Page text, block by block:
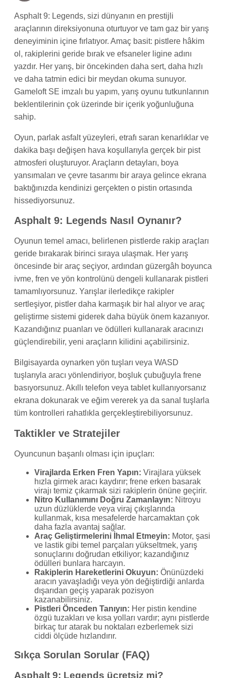
Asphalt 9: Legends, sizi dünyanın en prestijli
araçlarının direksiyonuna oturtuyor ve tam gaz bir yarış
deneyiminin içine fırlatıyor. Amaç basit: pistlere hâkim
ol, rakiplerini geride bırak ve efsaneler ligine adını
yazdır. Her yarış, bir öncekinden daha sert, daha hızlı
ve daha tatmin edici bir meydan okuma sunuyor.
Gameloft SE imzalı bu yapım, yarış oyunu tutkunlarının
beklentilerinin çok üzerinde bir içerik yoğunluğuna
sahip.
Oyun, parlak asfalt yüzeyleri, etrafı saran kenarlıklar ve
dakika başı değişen hava koşullarıyla gerçek bir pist
atmosferi oluşturuyor. Araçların detayları, boya
yansımaları ve çevre tasarımı bir araya gelince ekrana
baktığınızda kendinizi gerçekten o pistin ortasında
hissediyorsunuz.
Asphalt 9: Legends Nasıl Oynanır?
Oyunun temel amacı, belirlenen pistlerde rakip araçları
geride bırakarak birinci sıraya ulaşmak. Her yarış
öncesinde bir araç seçiyor, ardından güzergâh boyunca
ivme, fren ve yön kontrolünü dengeli kullanarak pistleri
tamamlıyorsunuz. Yarışlar ilerledikçe rakipler
sertleşiyor, pistler daha karmaşık bir hal alıyor ve araç
geliştirme sistemi giderek daha büyük önem kazanıyor.
Kazandığınız puanları ve ödülleri kullanarak aracınızı
güçlendirebilir, yeni araçların kilidini açabilirsiniz.
Bilgisayarda oynarken yön tuşları veya WASD
tuşlarıyla aracı yönlendiriyor, boşluk çubuğuyla frene
basıyorsunuz. Akıllı telefon veya tablet kullanıyorsanız
ekrana dokunarak ve eğim vererek ya da sanal tuşlarla
tüm kontrolleri rahatlıkla gerçekleştirebiliyorsunuz.
Taktikler ve Stratejiler
Oyuncunun başarılı olması için ipuçları:
Virajlarda Erken Fren Yapın: Virajlara yüksek
hızla girmek aracı kaydırır; frene erken basarak
virajı temiz çıkarmak sizi rakiplerin önüne geçirir.
Nitro Kullanımını Doğru Zamanlayın: Nitroyu
uzun düzlüklerde veya viraj çıkışlarında
kullanmak, kısa mesafelerde harcamaktan çok
daha fazla avantaj sağlar.
Araç Geliştirmelerini İhmal Etmeyin: Motor, şasi
ve lastik gibi temel parçaları yükseltmek, yarış
sonuçlarını doğrudan etkiliyor; kazandığınız
ödülleri bunlara harcayın.
Rakiplerin Hareketlerini Okuyun: Önünüzdeki
aracın yavaşladığı veya yön değiştirdiği anlarda
dışarıdan geçiş yaparak pozisyon
kazanabilirsiniz.
Pistleri Önceden Tanıyın: Her pistin kendine
özgü tuzakları ve kısa yolları vardır; aynı pistlerde
birkaç tur atarak bu noktaları ezberlemek sizi
ciddi ölçüde hızlandırır.
Sıkça Sorulan Sorular (FAQ)
Asphalt 9: Legends ücretsiz mi?